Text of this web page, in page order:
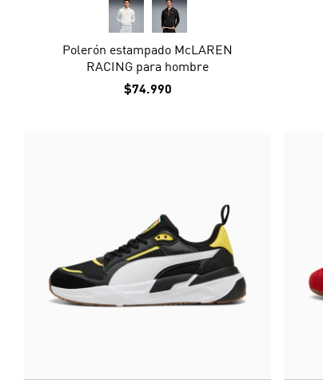
Polerón estampado McLAREN
RACING para hombre
$74.990